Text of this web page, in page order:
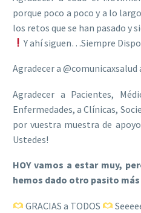
porque poco a poco y a lo
los retos que se han pasado y
Y ahí siguen…Siempre
Agradecer a
Agradecer a Pacientes,
Enfermedades, a Clínicas,
por vuestra muestra de
Ustedes!
HOY vamos a estar muy,
hemos dado otro pasito
GRACIAS a TODOS